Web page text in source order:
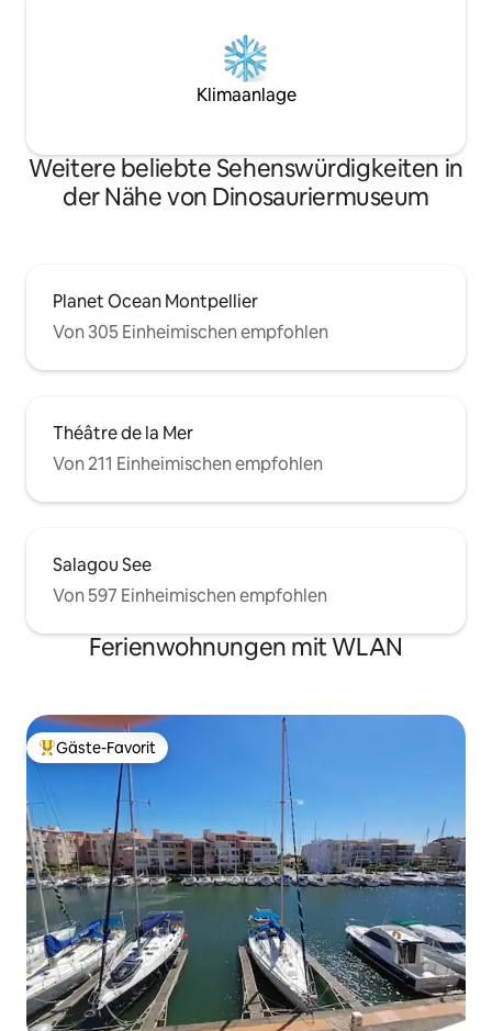
Klimaanlage
Weitere beliebte Sehenswürdigkeiten in
der Nähe von Dinosauriermuseum
Planet Ocean Montpellier
Von 305 Einheimischen empfohlen
Théâtre de la Mer
Von 211 Einheimischen empfohlen
Salagou See
Von 597 Einheimischen empfohlen
Ferienwohnungen mit WLAN
Beliebter Gäste-Favorit.
Gäste-Favorit